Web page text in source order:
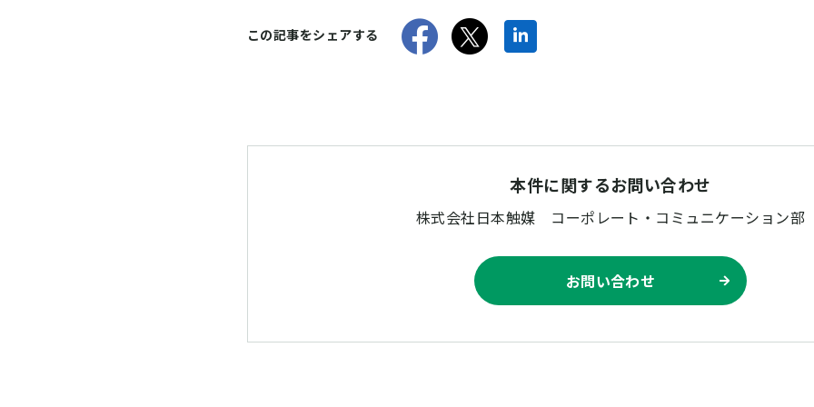
この記事をシェアする Facebookでシェアする
twitterでツイートす
LinkedInでシェア
本件に関するお問い合わせ
株式会社日本触媒 コーポレート・コミュニケーション部
お問い合わせ